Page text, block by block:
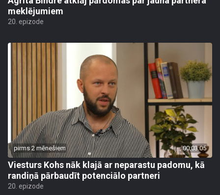
meklējumiem
20. epizode
pirms 2 mēnešiem 00:03:05
Viesturs Kohs nāk klajā ar neparastu padomu, kā
randiņā pārbaudīt potenciālo partneri
20. epizode